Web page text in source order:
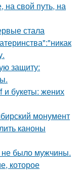
на свой путь, на
стала
защиту:
и букеты: жених
монумент
каноны
не было мужчины.
которое